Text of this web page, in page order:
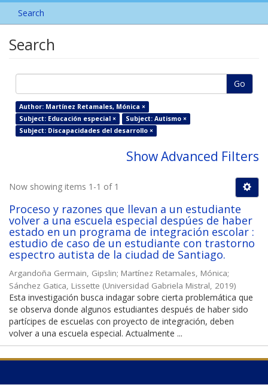
Search
Search
Go
Author: Martínez Retamales, Mónica ×
Subject: Educación especial ×
Subject: Autismo ×
Subject: Discapacidades del desarrollo ×
Show Advanced Filters
Now showing items 1-1 of 1
Proceso y razones que llevan a un estudiante
volver a una escuela especial despúes de haber
estado en un programa de integración escolar :
estudio de caso de un estudiante con trastorno
espectro autista de la ciudad de Santiago.
Argandoña Germain, Gipslin; Martínez Retamales, Mónica;
Sánchez Gatica, Lissette (Universidad Gabriela Mistral, 2019)
Esta investigación busca indagar sobre cierta problemática que
se observa donde algunos estudiantes después de haber sido
partícipes de escuelas con proyecto de integración, deben
volver a una escuela especial. Actualmente ...